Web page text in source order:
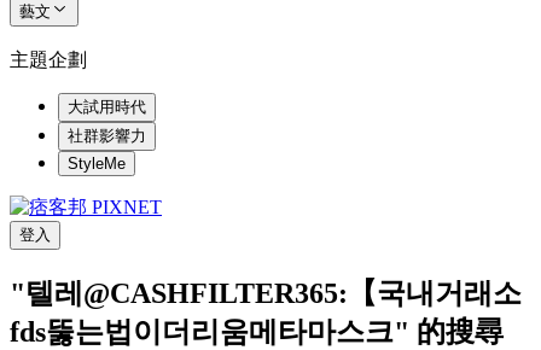
藝文
主題企劃
大試用時代
社群影響力
StyleMe
登入
"텔레@CASHFILTER365:【국내거래소
fds뚫는법이더리움메타마스크" 的搜尋